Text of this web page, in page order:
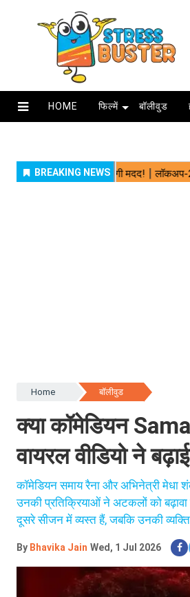
HOME फिल्में बॉलीवुड
Home बॉलीवुड
क्या कॉमेडियन
वायरल वीडियो ने
कॉमेडियन समाय रैना और अभिनेत्री मेधा
उनकी प्रतिक्रियाओं ने अटकलों को
दूसरे सीजन में व्यस्त हैं, जबकि उनकी
By Bhavika Jain Wed, 1 Jul 2026